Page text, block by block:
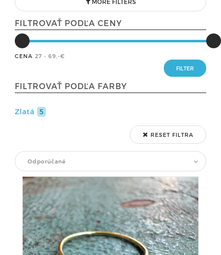
MORE FILTERS
FILTROVAŤ PODĽA CENY
CENA 27 - 69 ,-€
FILTROVAŤ PODĽA FARBY
Zlatá 5
RESET FILTRA
Odporúčané